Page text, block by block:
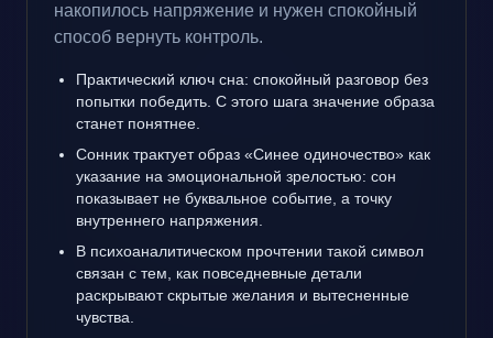
накопилось напряжение и нужен спокойный
способ вернуть контроль.
Практический ключ сна: спокойный разговор без
попытки победить. С этого шага значение образа
станет понятнее.
Сонник трактует образ «Синее одиночество» как
указание на эмоциональной зрелостью: сон
показывает не буквальное событие, а точку
внутреннего напряжения.
В психоаналитическом прочтении такой символ
связан с тем, как повседневные детали
раскрывают скрытые желания и вытесненные
чувства.